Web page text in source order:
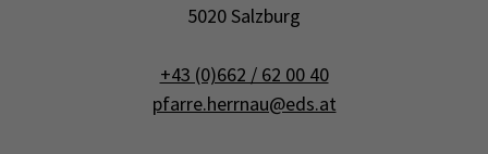
5020 Salzburg
+43 (0)662 / 62 00 40
pfarre.herrnau@eds.at